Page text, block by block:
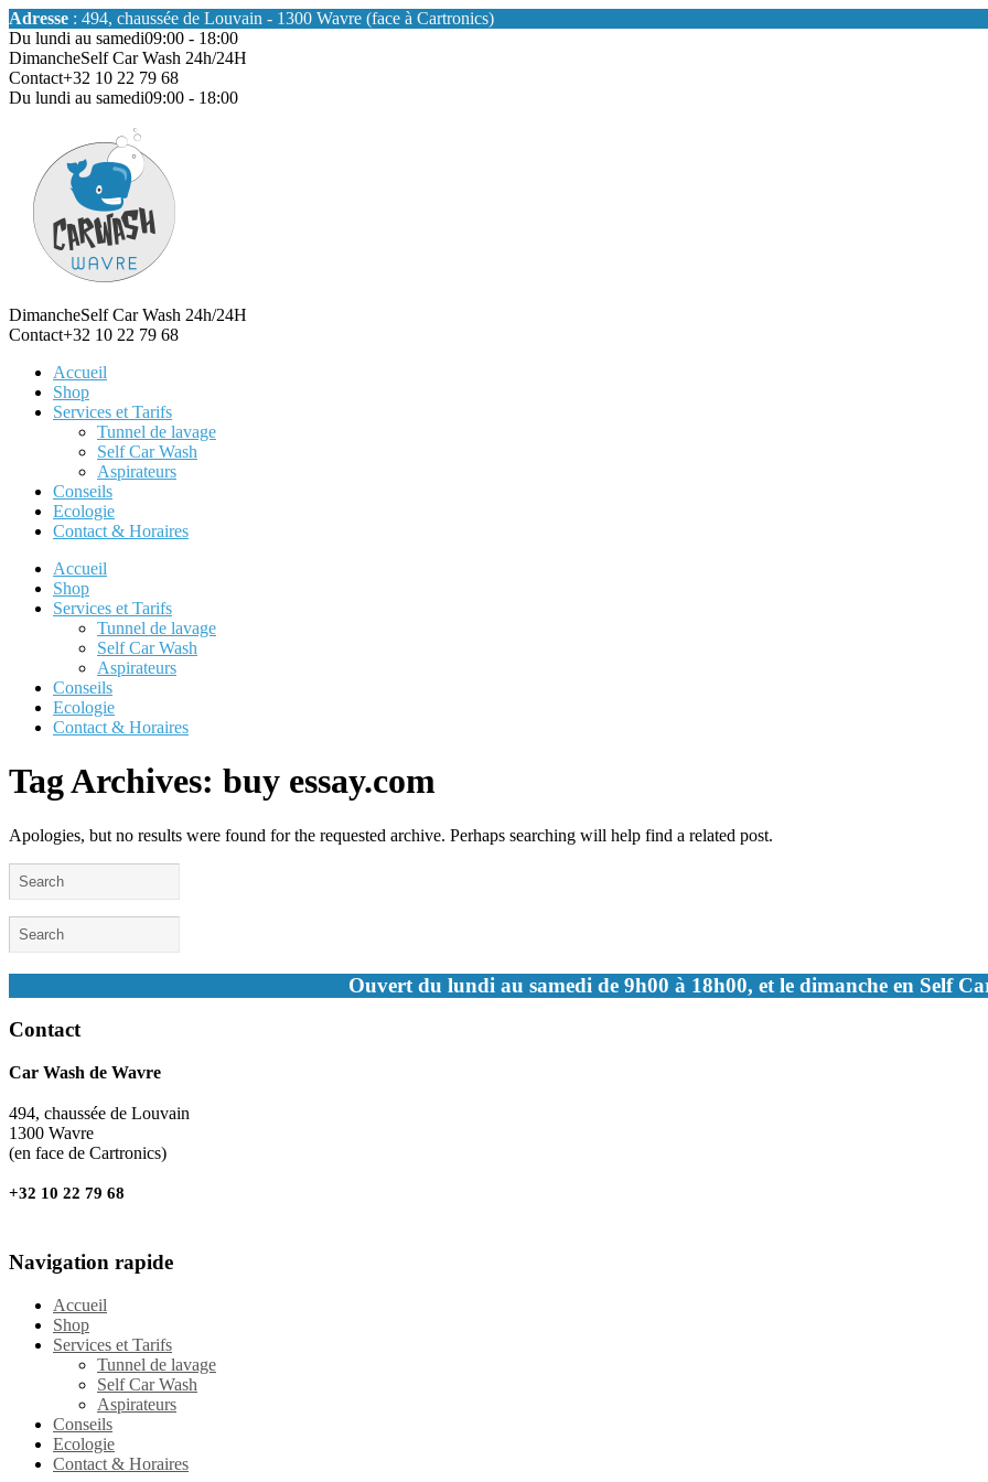
Adresse : 494, chaussée de Louvain - 1300 Wavre (face à Cartronics)
Du lundi au samedi09:00 - 18:00
DimancheSelf Car Wash 24h/24H
Contact+32 10 22 79 68
Du lundi au samedi09:00 - 18:00
DimancheSelf Car Wash 24h/24H
Contact+32 10 22 79 68
Accueil
Shop
Services et Tarifs
Tunnel de lavage
Self Car Wash
Aspirateurs
Conseils
Ecologie
Contact & Horaires
Accueil
Shop
Services et Tarifs
Tunnel de lavage
Self Car Wash
Aspirateurs
Conseils
Ecologie
Contact & Horaires
Tag Archives: buy essay.com
Apologies, but no results were found for the requested archive. Perhaps searching will help find a related post.
Ouvert du lundi au samedi de 9h00 à 18h00, et le dimanche en Self
Contact
Car Wash de Wavre
494, chaussée de Louvain
1300 Wavre
(en face de Cartronics)
+32 10 22 79 68
Navigation rapide
Accueil
Shop
Services et Tarifs
Tunnel de lavage
Self Car Wash
Aspirateurs
Conseils
Ecologie
Contact & Horaires